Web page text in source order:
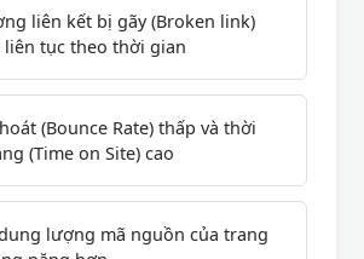
liên kết bị gãy (Broken link)
tục theo thời gian
(Bounce Rate) thấp và thời
(Time on Site) cao
lượng mã nguồn của trang